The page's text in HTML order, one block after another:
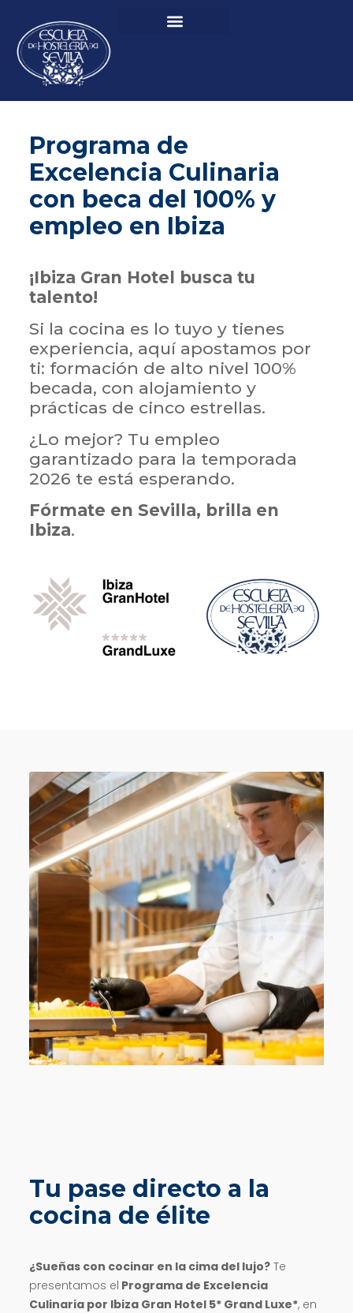
Programa de
Excelencia Culinaria
con beca del 100% y
empleo en Ibiza
¡Ibiza Gran Hotel busca tu
talento!
Si la cocina es lo tuyo y tienes
experiencia, aquí apostamos por
ti: formación de alto nivel 100%
becada, con alojamiento y
prácticas de cinco estrellas.
¿Lo mejor? Tu empleo
garantizado para la temporada
2026 te está esperando.
Fórmate en Sevilla, brilla en
Ibiza.
Tu pase directo a la
cocina de élite
¿Sueñas con cocinar en la cima del lujo?Te
presentamos el Programa de Excelencia
Culinaria por Ibiza Gran Hotel 5* Grand Luxe*, en